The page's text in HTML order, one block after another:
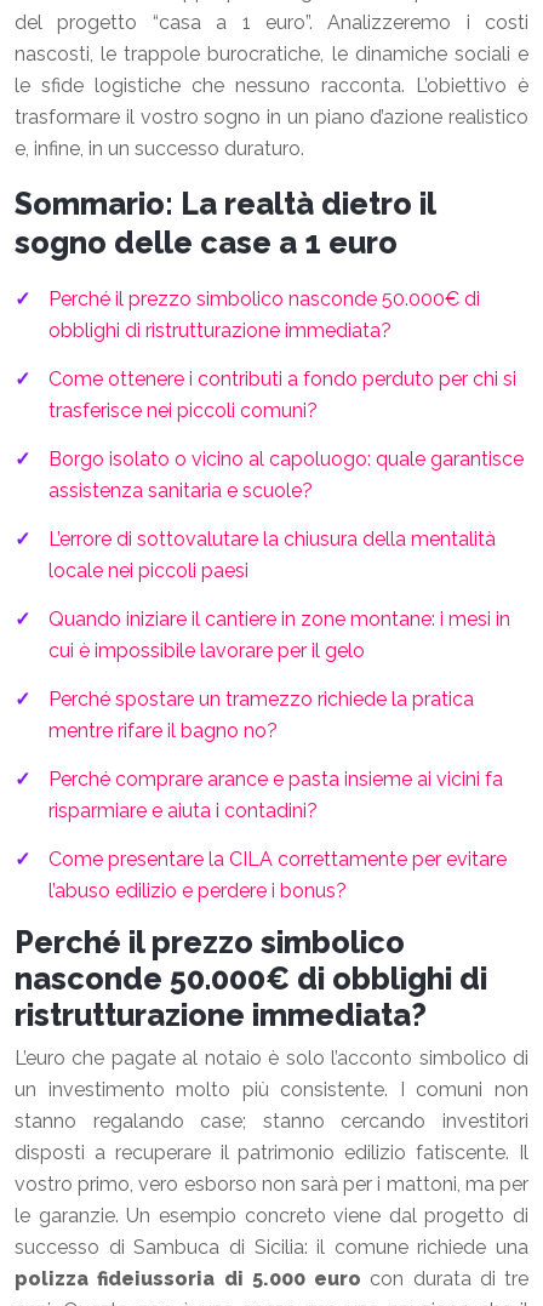
del progetto “casa a 1 euro”. Analizzeremo i costi
nascosti, le trappole burocratiche, le dinamiche sociali e
le sfide logistiche che nessuno racconta. L’obiettivo è
trasformare il vostro sogno in un piano d’azione realistico
e, infine, in un successo duraturo.
Sommario: La realtà dietro il
sogno delle case a 1 euro
Perché il prezzo simbolico nasconde 50.000€ di
obblighi di ristrutturazione immediata?
Come ottenere i contributi a fondo perduto per chi si
trasferisce nei piccoli comuni?
Borgo isolato o vicino al capoluogo: quale garantisce
assistenza sanitaria e scuole?
L’errore di sottovalutare la chiusura della mentalità
locale nei piccoli paesi
Quando iniziare il cantiere in zone montane: i mesi in
cui è impossibile lavorare per il gelo
Perché spostare un tramezzo richiede la pratica
mentre rifare il bagno no?
Perché comprare arance e pasta insieme ai vicini fa
risparmiare e aiuta i contadini?
Come presentare la CILA correttamente per evitare
l’abuso edilizio e perdere i bonus?
Perché il prezzo simbolico
nasconde 50.000€ di obblighi di
ristrutturazione immediata?
L’euro che pagate al notaio è solo l’acconto simbolico di
un investimento molto più consistente. I comuni non
stanno regalando case; stanno cercando investitori
disposti a recuperare il patrimonio edilizio fatiscente. Il
vostro primo, vero esborso non sarà per i mattoni, ma per
le garanzie. Un esempio concreto viene dal progetto di
successo di Sambuca di Sicilia: il comune richiede una
polizza fideiussoria di 5.000 euro con durata di tre